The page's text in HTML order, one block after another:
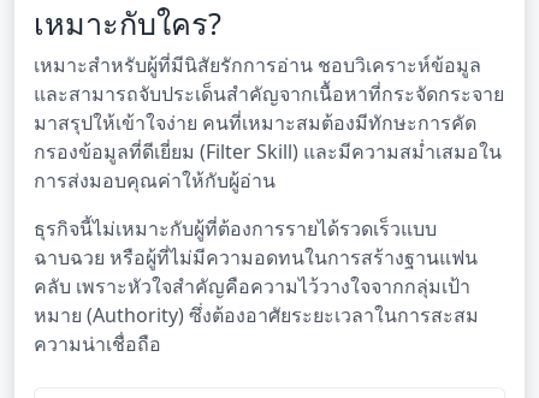
เหมาะกับใคร?
เหมาะสำหรับผู้ที่มีนิสัยรักการอ่าน ชอบวิเคราะห์ข้อมูล
และสามารถจับประเด็นสำคัญจากเนื้อหาที่กระจัดกระจาย
มาสรุปให้เข้าใจง่าย คนที่เหมาะสมต้องมีทักษะการคัด
กรองข้อมูลที่ดีเยี่ยม (Filter Skill) และมีความสม่ำเสมอใน
การส่งมอบคุณค่าให้กับผู้อ่าน
ธุรกิจนี้ไม่เหมาะกับผู้ที่ต้องการรายได้รวดเร็วแบบ
ฉาบฉวย หรือผู้ที่ไม่มีความอดทนในการสร้างฐานแฟน
คลับ เพราะหัวใจสำคัญคือความไว้วางใจจากกลุ่มเป้า
หมาย (Authority) ซึ่งต้องอาศัยระยะเวลาในการสะสม
ความน่าเชื่อถือ